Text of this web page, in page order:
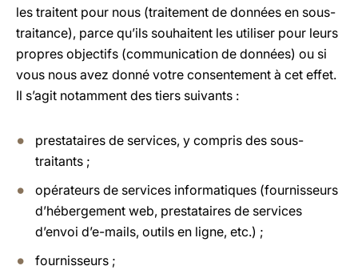
les traitent pour nous (traitement de données en sous-
traitance), parce qu’ils souhaitent les utiliser pour leurs
propres objectifs (communication de données) ou si
vous nous avez donné votre consentement à cet effet.
Il s’agit notamment des tiers suivants :
prestataires de services, y compris des sous-
traitants ;
opérateurs de services informatiques (fournisseurs
d’hébergement web, prestataires de services
d’envoi d’e-mails, outils en ligne, etc.) ;
fournisseurs ;